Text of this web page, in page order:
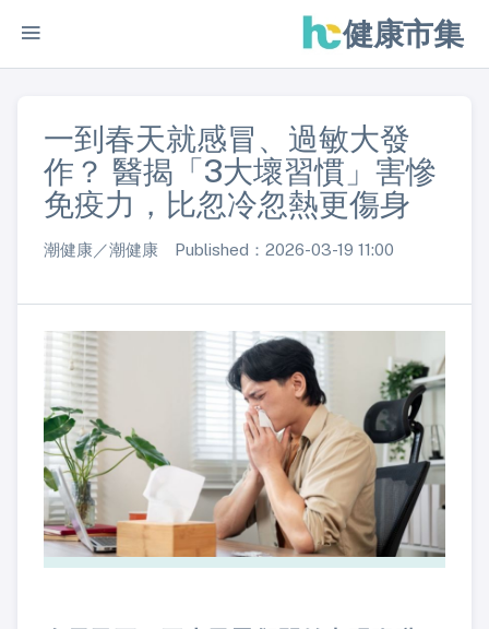
健康市集
一到春天就感冒、過敏大發
作？ 醫揭「3大壞習慣」害慘
免疫力，比忽冷忽熱更傷身
潮健康／潮健康 Published：2026-03-19 11:00